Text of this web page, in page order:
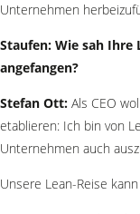
Unternehmen
Staufen: Wie sah Ihre
angefangen?
Stefan Ott: Als CEO
etablieren: Ich bin von
Unternehmen auch
Unsere Lean-Reise